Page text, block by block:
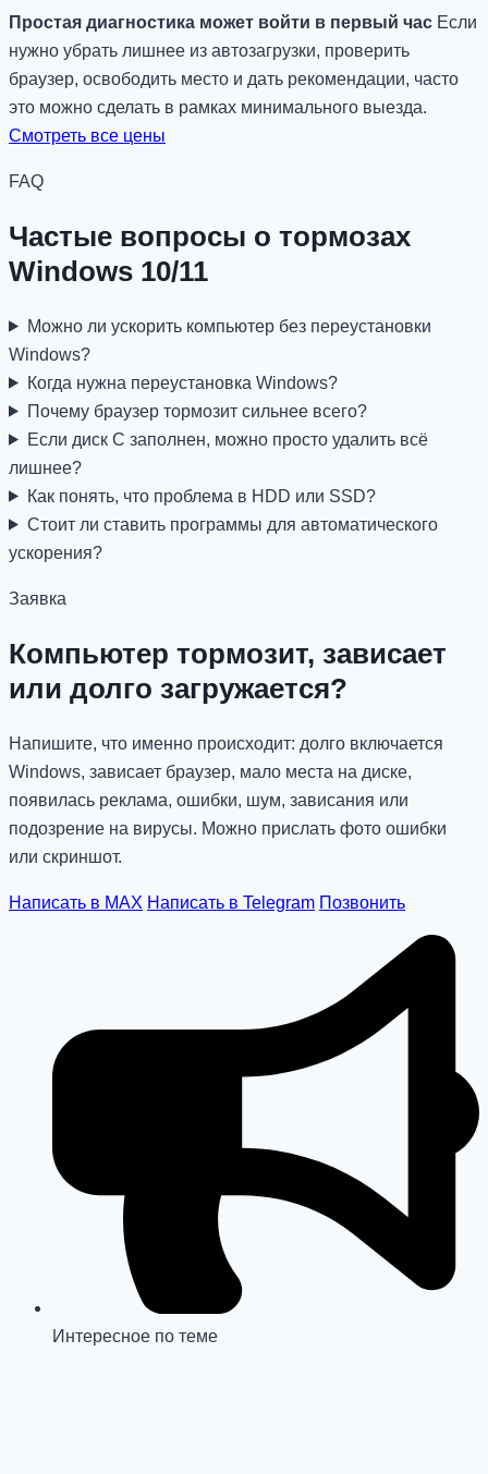
Простая диагностика может войти в первый час Если
нужно убрать лишнее из автозагрузки, проверить
браузер, освободить место и дать рекомендации, часто
это можно сделать в рамках минимального выезда.
Смотреть все цены
FAQ
Частые вопросы о тормозах
Windows 10/11
Можно ли ускорить компьютер без переустановки
Windows?
Когда нужна переустановка Windows?
Почему браузер тормозит сильнее всего?
Если диск C заполнен, можно просто удалить всё
лишнее?
Как понять, что проблема в HDD или SSD?
Стоит ли ставить программы для автоматического
ускорения?
Заявка
Компьютер тормозит, зависает
или долго загружается?
Напишите, что именно происходит: долго включается
Windows, зависает браузер, мало места на диске,
появилась реклама, ошибки, шум, зависания или
подозрение на вирусы. Можно прислать фото ошибки
или скриншот.
Написать в MAX Написать в Telegram Позвонить
Интересное по теме